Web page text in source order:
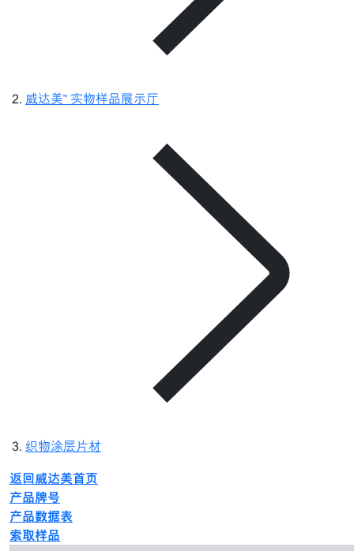
威达美™ 实物样品展示厅
织物涂层片材
返回威达美首页
产品牌号
产品数据表
索取样品